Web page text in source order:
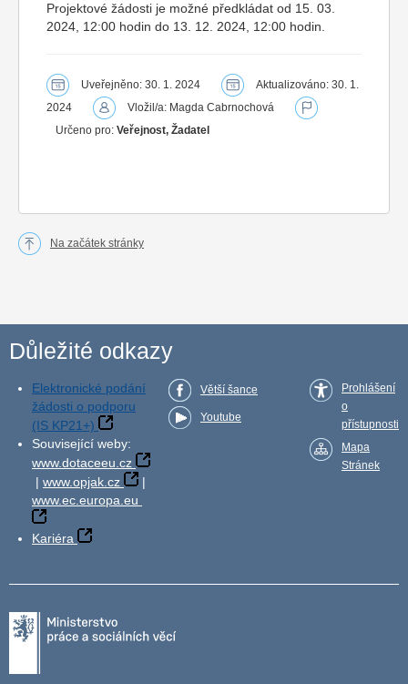
Projektové žádosti je možné předkládat od 15. 03.
2024, 12:00 hodin do 13. 12. 2024, 12:00 hodin.
Uveřejněno: 30. 1. 2024
Aktualizováno: 30. 1.
2024
Vložil/a: Magda Cabrnochová
Určeno pro: Veřejnost, Žadatel
Na začátek stránky
Důležité odkazy
Elektronické podání
žádosti o podporu
(IS KP21+)
Související weby:
www.dotaceeu.cz
| www.opjak.cz
|
www.ec.europa.eu
Kariéra
Větší šance
Youtube
Prohlášení
o
přístupnosti
Mapa
Stránek